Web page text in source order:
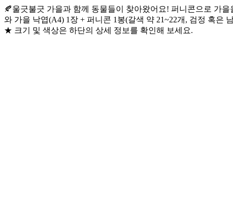
🍂울긋불긋 가을과 함께 동물들이 찾아왔어요! 퍼니콘으로 가
와 가을 낙엽(A4) 1장 + 퍼니콘 1봉(갈색 약 21~22개, 검정 혹은
★ 크기 및 색상은 하단의 상세 정보를 확인해 보세요.